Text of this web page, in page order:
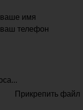
имя
телефон
Прикрепить файл